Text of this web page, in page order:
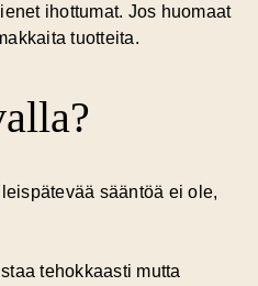
ihottumat. Jos huomaat
tuotteita.
sääntöä ei ole,
tehokkaasti mutta